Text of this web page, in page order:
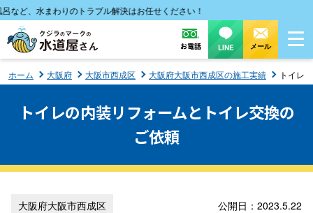
ど、水まわりのトラブル解決はお任せください！
お電話 LINE メール
ホーム 大阪府 大阪市西成区 大阪府大阪市西成区の施工実績 トイレ
トイレの内装リフォームとトイレ交換の
ご依頼
大阪府大阪市西成区 公開日：2023.5.22